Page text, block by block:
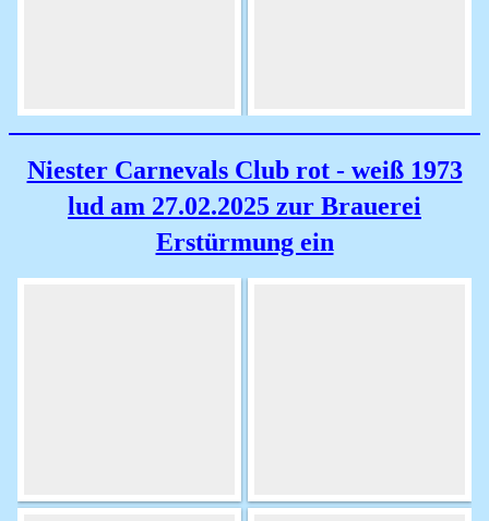
Niester Carnevals Club rot - weiß 1973
lud am 27.02.2025 zur Brauerei
Erstürmung ein